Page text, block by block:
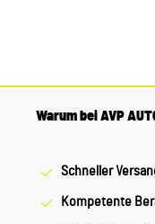
Warum bei AVP
Schneller
Kompetente